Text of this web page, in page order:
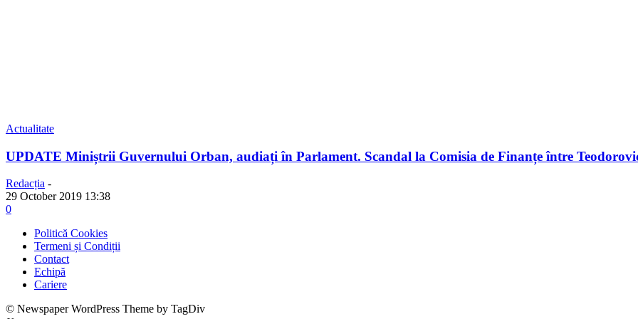
Actualitate
UPDATE Miniștrii Guvernului Orban, audiați în Parlament. Scandal la Comisia de Finanțe între
Redacția -
29 October 2019 13:38
0
Politică Cookies
Termeni și Condiții
Contact
Echipă
Cariere
© Newspaper WordPress Theme by TagDiv